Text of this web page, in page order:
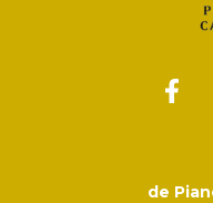
de